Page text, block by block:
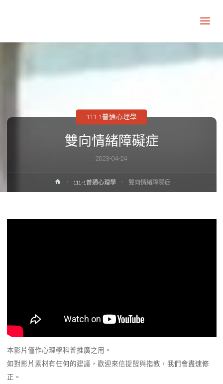
雙向情緒障礙症
2023-04-24
111-1普通心理學
Home111-1普通心理學 雙向情緒障礙症
本影片僅作心理學科普推廣之用。
如對影片素材有任何的建議，歡迎來信提醒與指教，我們會盡速修
正。